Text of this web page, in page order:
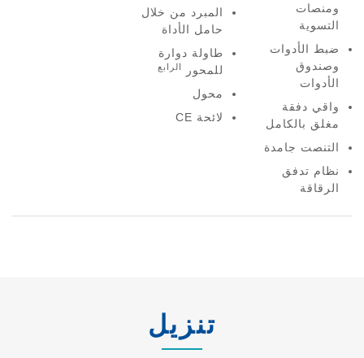
ومنصات
التسوية
ضبط الأدوات
وصندوق
الأدوات
واقي دفقة
مغلق بالكامل
التنصت جامدة
نظام تدفق
الرقاقة
المبرد من خلال
حامل الأداة
طاولة دوارة
للمحور
الرابع
محول
لائحة CE
تنزيل